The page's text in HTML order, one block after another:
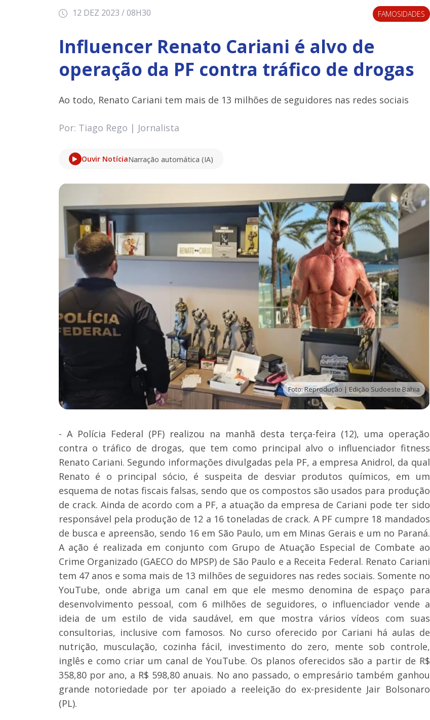
12 DEZ 2023 / 08H30 FAMOSIDADES
Influencer Renato Cariani é alvo de
operação da PF contra tráfico de drogas
Ao todo, Renato Cariani tem mais de 13 milhões de seguidores nas redes sociais
Por: Tiago Rego | Jornalista
Ouvir NotíciaNarração automática (IA)
Foto: Reprodução | Edição Sudoeste Bahia
- A Polícia Federal (PF) realizou na manhã desta terça-feira (12), uma operação
contra o tráfico de drogas, que tem como principal alvo o influenciador fitness
Renato Cariani. Segundo informações divulgadas pela PF, a empresa Anidrol, da qual
Renato é o principal sócio, é suspeita de desviar produtos químicos, em um
esquema de notas fiscais falsas, sendo que os compostos são usados para produção
de crack. Ainda de acordo com a PF, a atuação da empresa de Cariani pode ter sido
responsável pela produção de 12 a 16 toneladas de crack. A PF cumpre 18 mandados
de busca e apreensão, sendo 16 em São Paulo, um em Minas Gerais e um no Paraná.
A ação é realizada em conjunto com Grupo de Atuação Especial de Combate ao
Crime Organizado (GAECO do MPSP) de São Paulo e a Receita Federal. Renato Cariani
tem 47 anos e soma mais de 13 milhões de seguidores nas redes sociais. Somente no
YouTube, onde abriga um canal em que ele mesmo denomina de espaço para
desenvolvimento pessoal, com 6 milhões de seguidores, o influenciador vende a
ideia de um estilo de vida saudável, em que mostra vários vídeos com suas
consultorias, inclusive com famosos. No curso oferecido por Cariani há aulas de
nutrição, musculação, cozinha fácil, investimento do zero, mente sob controle,
inglês e como criar um canal de YouTube. Os planos oferecidos são a partir de R$
358,80 por ano, a R$ 598,80 anuais. No ano passado, o empresário também ganhou
grande notoriedade por ter apoiado a reeleição do ex-presidente Jair Bolsonaro
(PL).